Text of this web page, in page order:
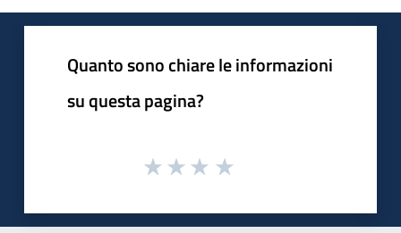
Quanto sono chiare le informazioni
su questa pagina?